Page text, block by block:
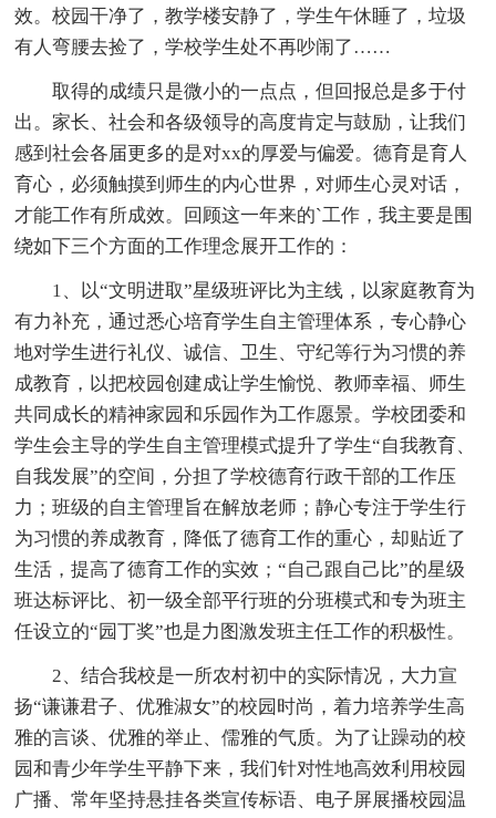
效。校园干净了，教学楼安静了，学生午休睡了，垃圾
有人弯腰去捡了，学校学生处不再吵闹了……
取得的成绩只是微小的一点点，但回报总是多于付
出。家长、社会和各级领导的高度肯定与鼓励，让我们
感到社会各届更多的是对xx的厚爱与偏爱。德育是育人
育心，必须触摸到师生的内心世界，对师生心灵对话，
才能工作有所成效。回顾这一年来的`工作，我主要是围
绕如下三个方面的工作理念展开工作的：
1、以“文明进取”星级班评比为主线，以家庭教育为
有力补充，通过悉心培育学生自主管理体系，专心静心
地对学生进行礼仪、诚信、卫生、守纪等行为习惯的养
成教育，以把校园创建成让学生愉悦、教师幸福、师生
共同成长的精神家园和乐园作为工作愿景。学校团委和
学生会主导的学生自主管理模式提升了学生“自我教育、
自我发展”的空间，分担了学校德育行政干部的工作压
力；班级的自主管理旨在解放老师；静心专注于学生行
为习惯的养成教育，降低了德育工作的重心，却贴近了
生活，提高了德育工作的实效；“自己跟自己比”的星级
班达标评比、初一级全部平行班的分班模式和专为班主
任设立的“园丁奖”也是力图激发班主任工作的积极性。
2、结合我校是一所农村初中的实际情况，大力宣
扬“谦谦君子、优雅淑女”的校园时尚，着力培养学生高
雅的言谈、优雅的举止、儒雅的气质。为了让躁动的校
园和青少年学生平静下来，我们针对性地高效利用校园
广播、常年坚持悬挂各类宣传标语、电子屏展播校园温